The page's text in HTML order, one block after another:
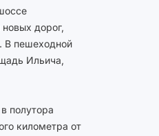
дорог,
В пешеходной
Ильича,
полутора
километра от